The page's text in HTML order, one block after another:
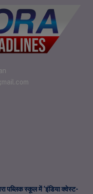
पब्लिक स्कूल में ‘इंडिया क्वेस्ट-